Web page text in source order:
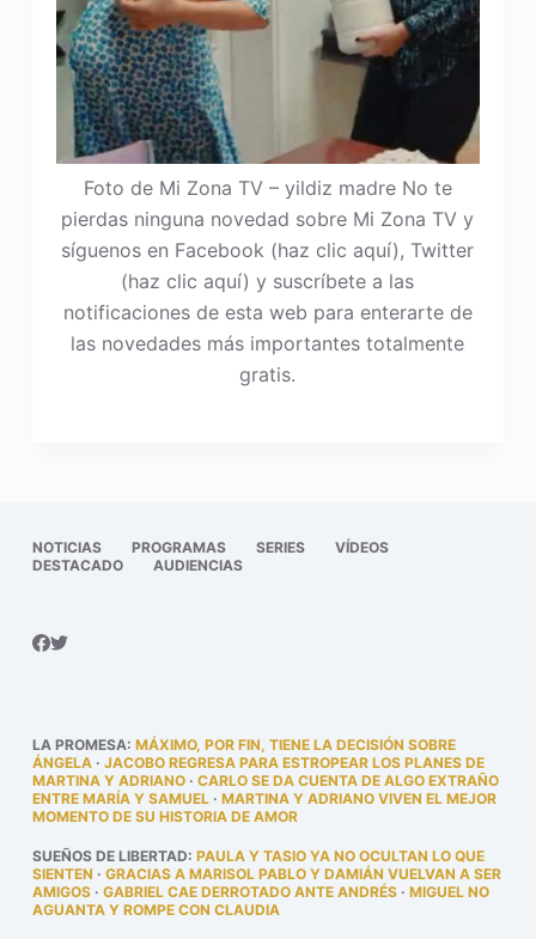
Foto de Mi Zona TV – yildiz madre No te
pierdas ninguna novedad sobre Mi Zona TV y
síguenos en Facebook (haz clic aquí), Twitter
(haz clic aquí) y suscríbete a las
notificaciones de esta web para enterarte de
las novedades más importantes totalmente
gratis.
NOTICIAS PROGRAMAS SERIES
VÍDEOS
DESTACADO
AUDIENCIAS
LA PROMESA: MÁXIMO, POR FIN, TIENE LA DECISIÓN SOBRE
ÁNGELA· JACOBO REGRESA PARA ESTROPEAR LOS PLANES DE
MARTINA Y ADRIANO· CARLO SE DA CUENTA DE ALGO EXTRAÑO
ENTRE MARÍA Y SAMUEL· MARTINA Y ADRIANO VIVEN EL MEJOR
MOMENTO DE SU HISTORIA DE AMOR
SUEÑOS DE LIBERTAD: PAULA Y TASIO YA NO OCULTAN LO QUE
SIENTEN · GRACIAS A MARISOL PABLO Y DAMIÁN VUELVAN A SER
AMIGOS· GABRIEL CAE DERROTADO ANTE ANDRÉS· MIGUEL NO
AGUANTA Y ROMPE CON CLAUDIA